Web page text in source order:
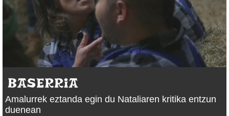
Amalurrek eztanda egin du Nataliaren kritika entzun
duenean